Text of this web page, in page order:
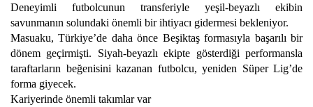
Deneyimli futbolcunun transferiyle yeşil-beyazlı ekibin
savunmanın solundaki önemli bir ihtiyacı gidermesi bekleniyor.
Masuaku, Türkiye’de daha önce Beşiktaş formasıyla başarılı bir
dönem geçirmişti. Siyah-beyazlı ekipte gösterdiği performansla
taraftarların beğenisini kazanan futbolcu, yeniden Süper Lig’de
forma giyecek.
Kariyerinde önemli takımlar var